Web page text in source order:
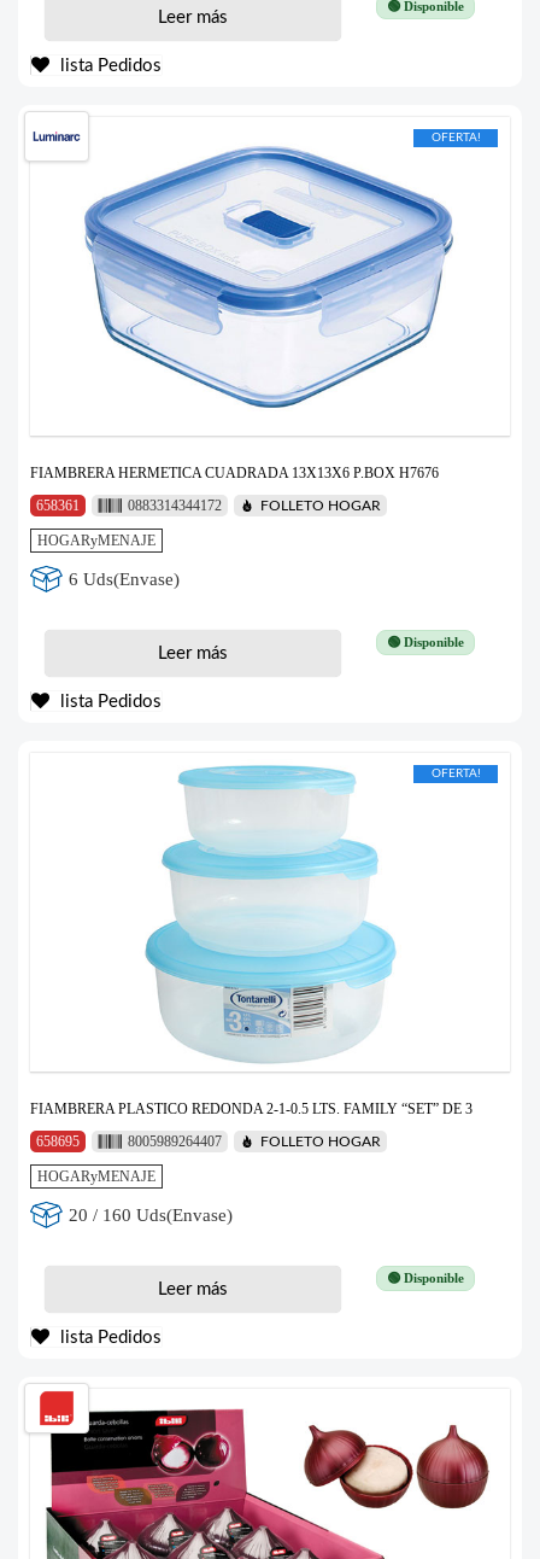
🟢 Disponible
Leer más
lista Pedidos
OFERTA!
FIAMBRERA HERMETICA CUADRADA 13X13X6 P.BOX H7676
658361
0883314344172 FOLLETO HOGAR
HOGARyMENAJE
6 Uds(Envase)
🟢 Disponible
Leer más
lista Pedidos
OFERTA!
FIAMBRERA PLASTICO REDONDA 2-1-0.5 LTS. FAMILY “SET” DE 3
658695
8005989264407 FOLLETO HOGAR
HOGARyMENAJE
20 / 160 Uds(Envase)
🟢 Disponible
Leer más
lista Pedidos